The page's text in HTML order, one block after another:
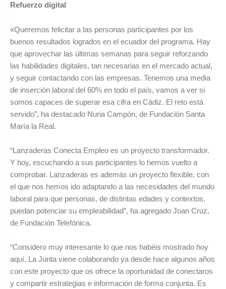
Refuerzo digital
«Queremos felicitar a las personas participantes por los
buenos resultados logrados en el ecuador del programa. Hay
que aprovechar las últimas semanas para seguir reforzando
las habilidades digitales, tan necesarias en el mercado actual,
y seguir contactando con las empresas. Tenemos una media
de inserción laboral del 60% en todo el país, vamos a ver si
somos capaces de superar esa cifra en Cádiz. El reto está
servido”, ha destacado Nuria Campón, de Fundación Santa
María la Real.
“Lanzaderas Conecta Empleo es un proyecto transformador.
Y hoy, escuchando a sus participantes lo hemos vuelto a
comprobar. Lanzaderas es además un proyecto flexible, con
el que nos hemos ido adaptando a las necesidades del mundo
laboral para que personas, de distintas edades y contextos,
puedan potenciar su empleabilidad”, ha agregado Joan Cruz,
de Fundación Telefónica.
“Considero muy interesante lo que nos habéis mostrado hoy
aquí. La Junta viene colaborando ya desde hace algunos años
con este proyecto que os ofrece la oportunidad de conectaros
y compartir estrategias e información de forma conjunta. Es